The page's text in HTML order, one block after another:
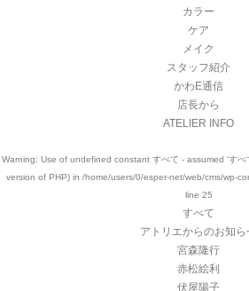
カラー
ケア
メイク
スタッフ紹介
かわE通信
店長から
ATELIER INFO
Warning: Use of undefined constant すべて - assumed 'す
version of PHP) in /home/users/0/esper-net/web/cms/wp-
line 25
すべて
アトリエからのお知ら
宮森隆行
赤松絵利
伏屋陽子